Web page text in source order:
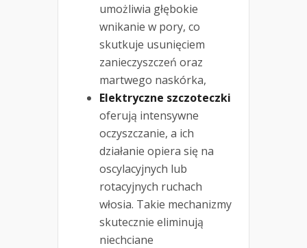
umożliwia głębokie
wnikanie w pory, co
skutkuje usunięciem
zanieczyszczeń oraz
martwego naskórka,
Elektryczne szczoteczki
oferują intensywne
oczyszczanie, a ich
działanie opiera się na
oscylacyjnych lub
rotacyjnych ruchach
włosia. Takie mechanizmy
skutecznie eliminują
niechciane